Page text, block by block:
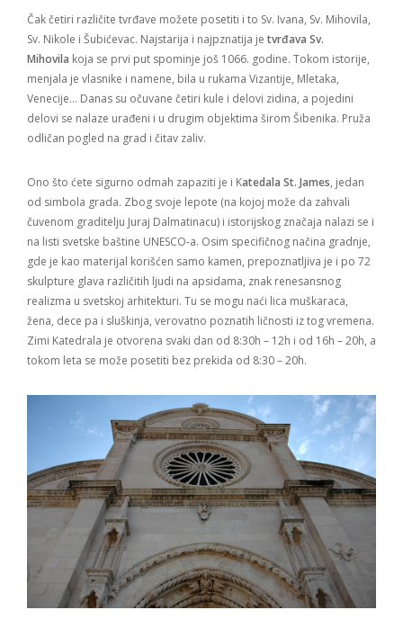
Čak četiri različite tvrđave možete posetiti i to Sv. Ivana, Sv. Mihovila,
Sv. Nikole i Šubićevac. Najstarija i najpznatija je tvrđava Sv.
Mihovila koja se prvi put spominje još 1066. godine. Tokom istorije,
menjala je vlasnike i namene, bila u rukama Vizantije, Mletaka,
Venecije… Danas su očuvane četiri kule i delovi zidina, a pojedini
delovi se nalaze urađeni i u drugim objektima širom Šibenika. Pruža
odličan pogled na grad i čitav zaliv.
Ono što ćete sigurno odmah zapaziti je i Katedala St. James, jedan
od simbola grada. Zbog svoje lepote (na kojoj može da zahvali
čuvenom graditelju Juraj Dalmatinacu) i istorijskog značaja nalazi se i
na listi svetske baštine UNESCO-a. Osim specifičnog načina gradnje,
gde je kao materijal korišćen samo kamen, prepoznatljiva je i po 72
skulpture glava različitih ljudi na apsidama, znak renesansnog
realizma u svetskoj arhitekturi. Tu se mogu naći lica muškaraca,
žena, dece pa i sluškinja, verovatno poznatih ličnosti iz tog vremena.
Zimi Katedrala je otvorena svaki dan od 8:30h – 12h i od 16h – 20h, a
tokom leta se može posetiti bez prekida od 8:30 – 20h.